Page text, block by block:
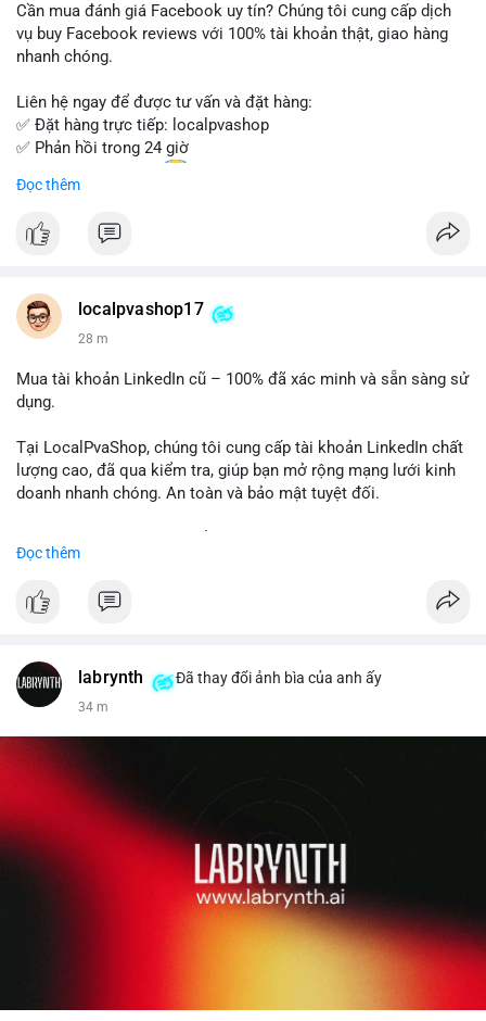
Đừng bỏ lỡ cơ hội sở hữu tài khoản WeChat chất lượng với giá
tốt. Liên hệ ngay!
Cần mua đánh giá Facebook uy tín? Chúng tôi cung cấp dịch
vụ buy Facebook reviews với 100% tài khoản thật, giao hàng
nhanh chóng.
Liên hệ ngay để được tư vấn và đặt hàng:
✅ Đặt hàng trực tiếp: localpvashop
✅ Phản hồi trong 24 giờ
✅ WhatsApp: +1 (66
✅ Telegram: @localpvashop
✅ Email: localpvashop@gmail.com
Đọc thêm
localpvashop17
28 m
Mua tài khoản LinkedIn cũ – 100% đã xác minh và sẵn sàng sử
dụng.
Tại LocalPvaShop, chúng tôi cung cấp tài khoản LinkedIn chất
lượng cao, đã qua kiểm tra, giúp bạn mở rộng mạng lưới kinh
doanh nhanh chóng. An toàn và bảo mật tuyệt đối.
✅ Phản hồi trong 24 giờ
✅ Email: localpvashop@gmail.com
Đọc thêm
labrynth Đã thay đổi ảnh bìa của anh ấy
34 m